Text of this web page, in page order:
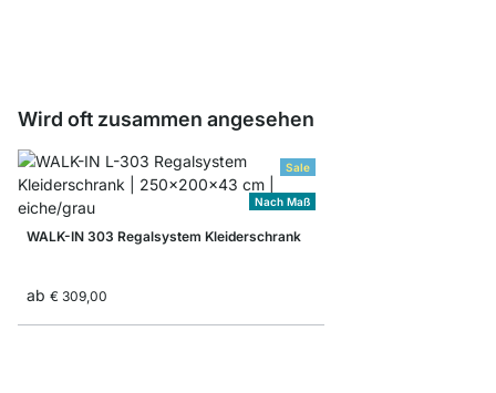
Wird oft zusammen angesehen
Sale
Nach Maß
WALK-IN 303 Regalsystem Kleiderschrank
ab € 309,00